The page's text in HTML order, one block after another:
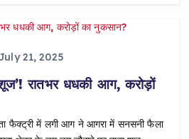
21, 2025
रातभर धधकी आग, करोड़ों
फैक्ट्री में लगी आग ने आगरा में सनसनी फैला